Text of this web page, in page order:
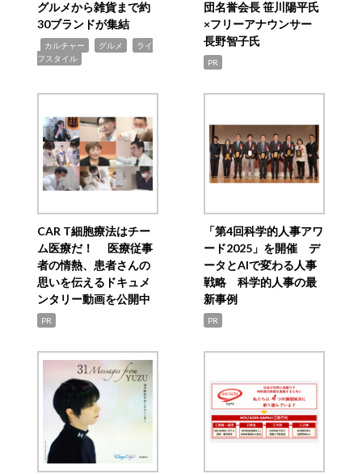
グルメから雑貨まで約
30ブランドが集結
カルチャー グルメ
ライ
フスタイル
団名誉会長 笹川陽平氏
×フリーアナウンサー
長野智子氏
PR
CAR T細胞療法はチー
ム医療だ！ 医療従事
者の情熱、患者さんの
思いを伝えるドキュメ
ンタリー動画を公開中
PR
「第4回科学的人事アワ
ード2025」を開催 デ
ータとAIで変わる人事
戦略 科学的人事の最
新事例
PR